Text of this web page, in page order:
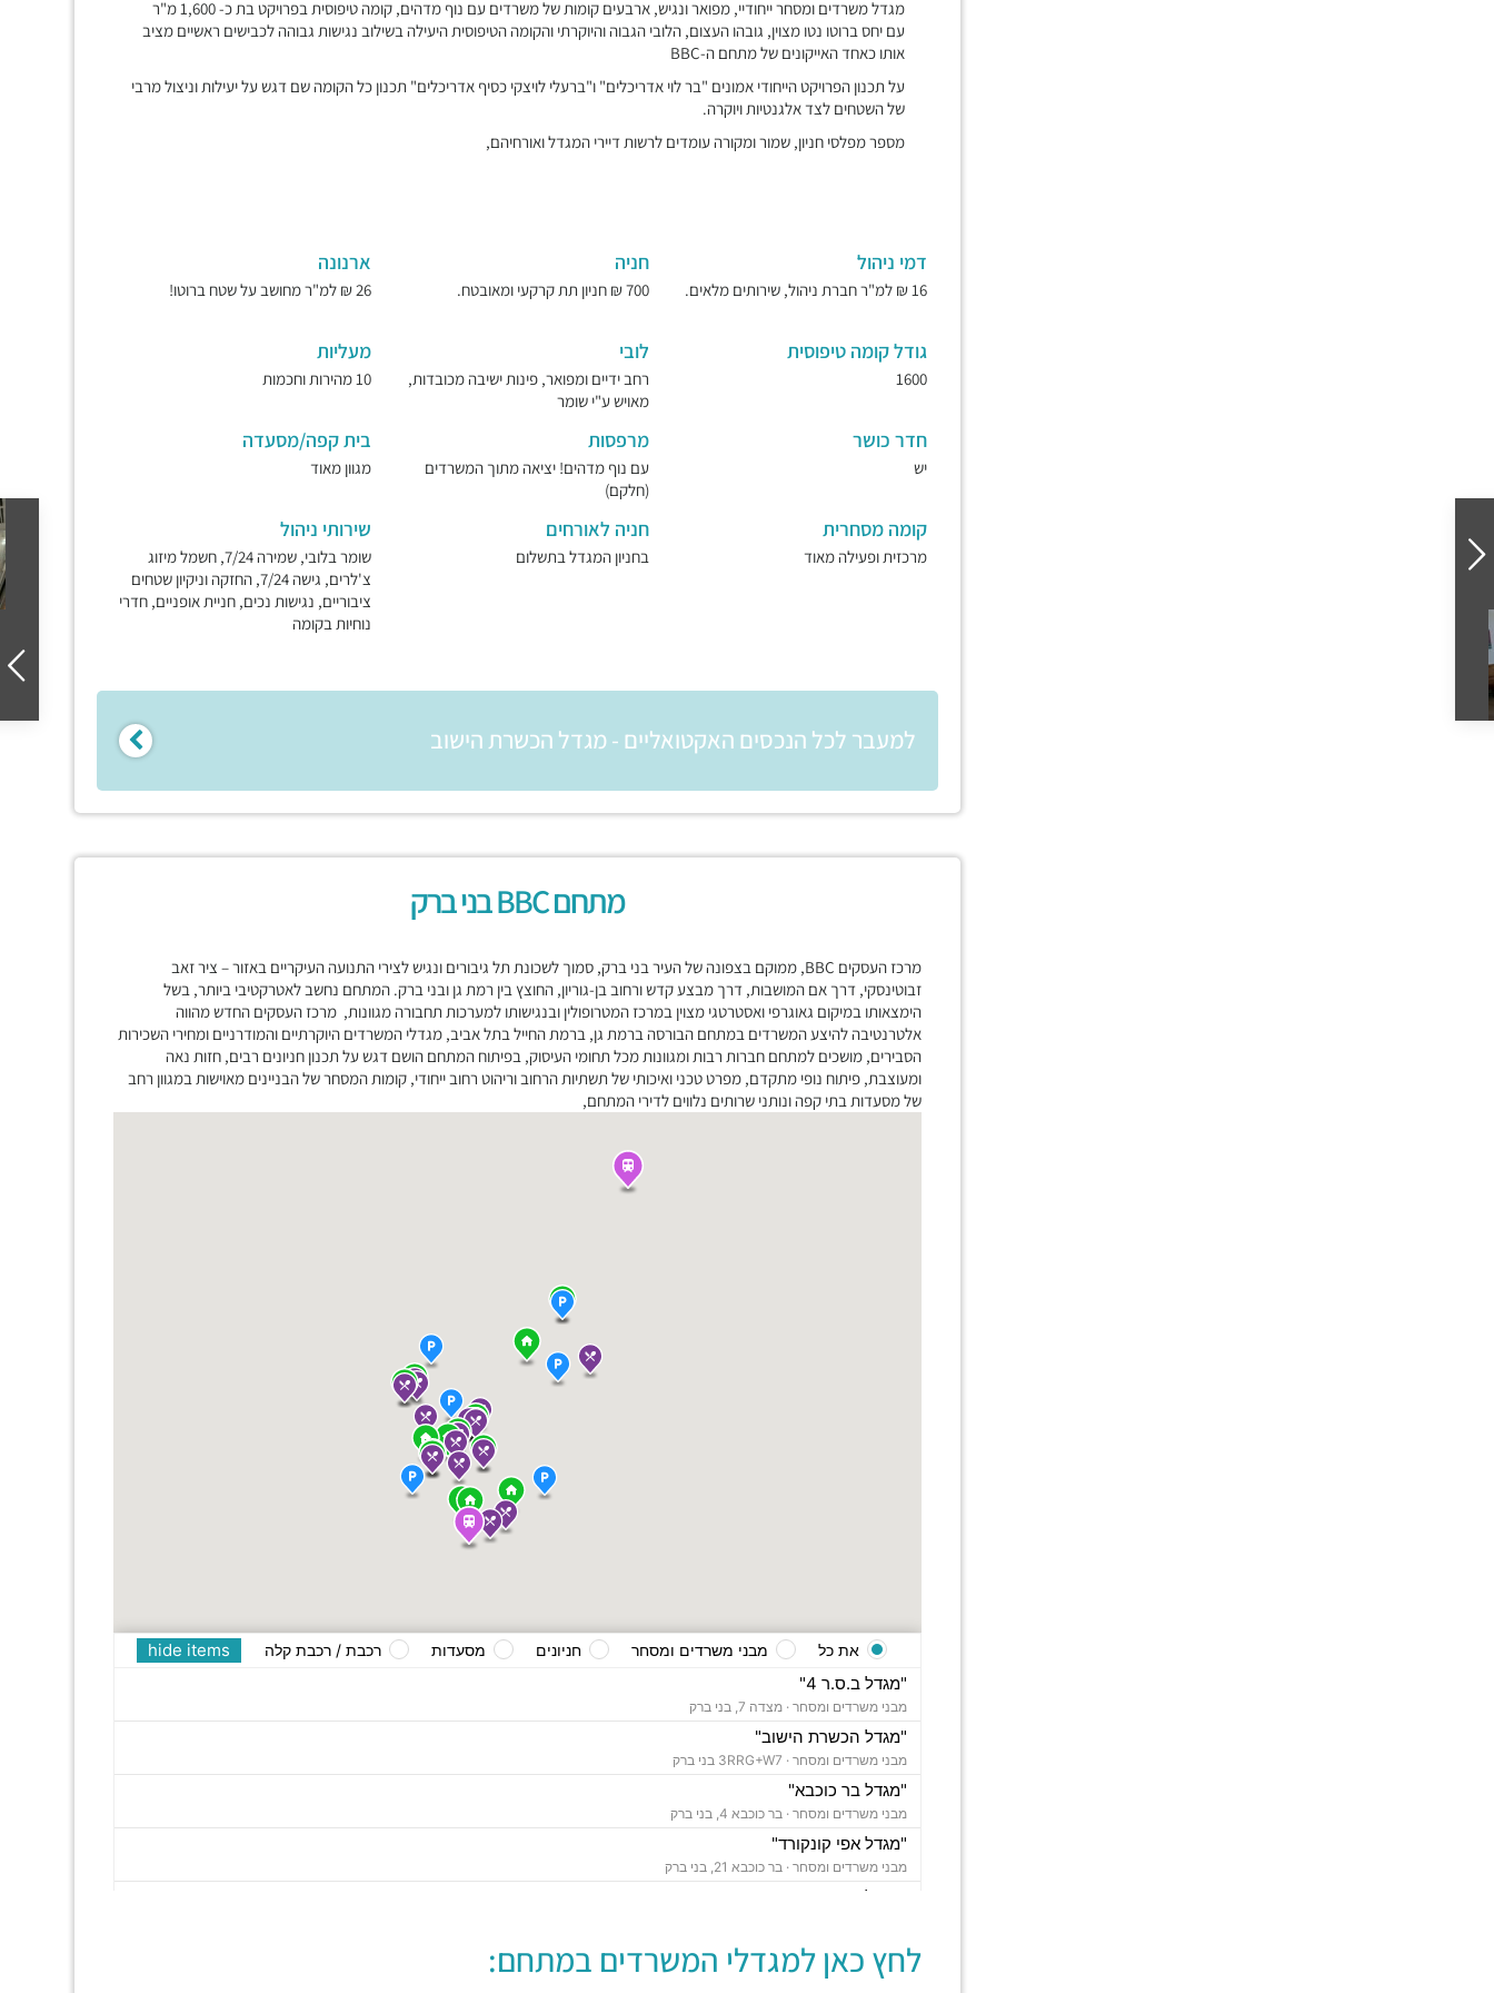
מגדל משרדים ומסחר ייחודיי, מפואר ונגיש, ארבעים קומות של משרדים עם נוף מדהים, קומה טיפוסית בפרויקט בת כ- 1,600 מ"ר
עם יחס ברוטו נטו מצוין, גובהו העצום, הלובי הגבוה והיוקרתי והקומה הטיפוסית היעילה בשילוב נגישות גבוהה לכבישים ראשיים מציב
אותו כאחד האייקונים של מתחם ה-BBC
על תכנון הפרויקט הייחודי אמונים "בר לוי אדריכלים" ו"ברעלי לויצקי כסיף אדריכלים" תכנון כל הקומה שם דגש על יעילות וניצול מרבי
של השטחים לצד אלגנטיות ויוקרה.
מספר מפלסי חניון, שמור ומקורה עומדים לרשות דיירי המגדל ואורחיהם,
דמי ניהול
16 ₪ למ"ר חברת ניהול, שירותים מלאים.
חניה
700 ₪ חניון תת קרקעי ומאובטח.
ארנונה
26 ₪ למ"ר מחושב על שטח ברוטו!
גודל קומה טיפוסית
1600
לובי
רחב ידיים ומפואר, פינות ישיבה מכובדות,
מאויש ע"י שומר
מעליות
10 מהירות וחכמות
חדר כושר
יש
מרפסות
עם נוף מדהים! יציאה מתוך המשרדים
(חלקם)
בית קפה/מסעדה
מגוון מאוד
קומה מסחרית
מרכזית ופעילה מאוד
חניה לאורחים
בחניון המגדל בתשלום
שירותי ניהול
שומר בלובי, שמירה 7/24, חשמל מיזוג
צ'לרים, גישה 7/24, החזקה וניקיון שטחים
ציבוריים, נגישות נכים, חניית אופניים, חדרי
נוחיות בקומה
למעבר לכל הנכסים האקטואליים - מגדל הכשרת הישוב
מתחם BBC בני ברק
מרכז העסקים BBC, ממוקם בצפונה של העיר בני ברק, סמוך לשכונת תל גיבורים ונגיש לצירי התנועה העיקריים באזור – ציר זאב
זבוטינסקי, דרך אם המושבות, דרך מבצע קדש ורחוב בן-גוריון, החוצץ בין רמת גן ובני ברק. המתחם נחשב לאטרקטיבי ביותר, בשל
הימצאותו במיקום גאוגרפי ואסטרטגי מצוין במרכז המטרופולין ובנגישותו למערכות תחבורה מגוונות, מרכז העסקים החדש מהווה
אלטרנטיבה להיצע המשרדים במתחם הבורסה ברמת גן, ברמת החייל בתל אביב, מגדלי המשרדים היוקרתיים והמודרניים ומחירי השכירות
הסבירים, מושכים למתחם חברות רבות ומגוונות מכל תחומי העיסוק, בפיתוח המתחם הושם דגש על תכנון חניונים רבים, חזות נאה
ומעוצבת, פיתוח נופי מתקדם, מפרט טכני ואיכותי של תשתיות הרחוב וריהוט רחוב ייחודי, קומות המסחר של הבניינים מאוישות במגוון רחב
של מסעדות בתי קפה ונותני שרותים נלווים לדירי המתחם,
"מגדל ב.ס.ר 4"
מבני משרדים ומסחר · מצדה 7, בני ברק
"מגדל הכשרת הישוב"
מבני משרדים ומסחר ·
"מגדל בר כוכבא"
מבני משרדים ומסחר · בר כוכבא 4, בני ברק
"מגדל אפי קונקורד"
מבני משרדים ומסחר · בר כוכבא 21, בני ברק
"מגדל צ'מפיון"
"בית סלע"
מבני משרדים ומסחר ·ברוך הירש 14, בני ברק
hide items את כל מבני משרדים ומסחר חניונים מסעדות רכבת / רכבת קלה
לחץ כאן למגדלי המשרדים במתחם: